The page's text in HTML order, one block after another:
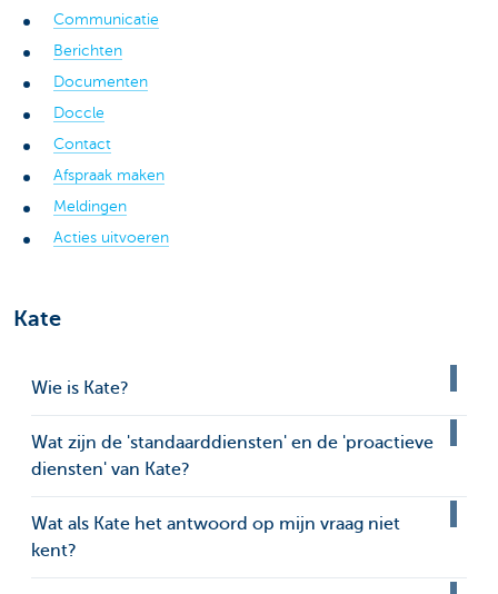
Communicatie
Berichten
Documenten
Doccle
Contact
Afspraak maken
Meldingen
Acties uitvoeren
Kate
Wie is Kate?
Wat zijn de 'standaarddiensten' en de 'proactieve
diensten' van Kate?
Wat als Kate het antwoord op mijn vraag niet
kent?